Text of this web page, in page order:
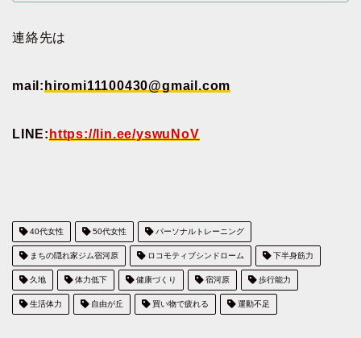
連絡先は
mail: hiromi11100430@gmail.com
LINE: https://lin.ee/yswuNoV
40代女性 50代女性 パーソナルトレーニング
まちの隠れ家ジム宿河原 ロコモティブシンドローム 下半身筋力
久地 体力低下 健康づくり 宿河原 歩行能力
生活体力 自由が丘 買い物で疲れる 運動不足